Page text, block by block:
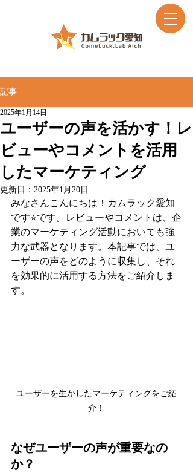
記事
ユーザーの声を活かす！レ
ビューやコメントを活用
したマーケティング
2025年1月14日
更新日： 2025年1月20日
みなさんこんにちは！カムラック愛知
です⭐️です。レビューやコメントは、企
業のマーケティング活動においても強
力な武器となります。本記事では、ユ
ーザーの声をどのように収集し、それ
を効果的に活用する方法をご紹介しま
す。
ユーザーを生かしたマーケティングをご紹
介！
なぜユーザーの声が重要なの
か？